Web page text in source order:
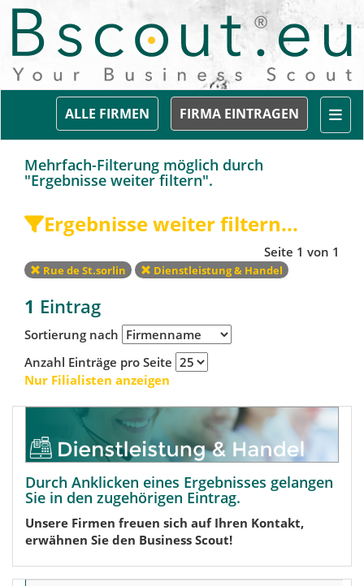
FIRMA EINTRAGEN
ALLE FIRMEN
Mehrfach-Filterung möglich durch
"Ergebnisse weiter filtern".
Ergebnisse weiter filtern...
Seite 1 von 1
Rue de St.sorlin Dienstleistung & Handel
1 Eintrag
Sortierung nach
Anzahl Einträge pro Seite
Nur Filialisten anzeigen
Durch Anklicken eines Ergebnisses gelangen
Sie in den zugehörigen Eintrag.
Unsere Firmen freuen sich auf Ihren Kontakt,
erwähnen Sie den Business Scout!